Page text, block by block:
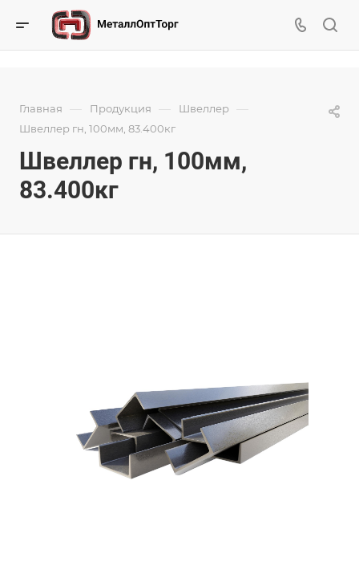
Главная — Продукция — Швеллер —
Швеллер гн, 100мм, 83.400кг
Швеллер гн, 100мм,
83.400кг